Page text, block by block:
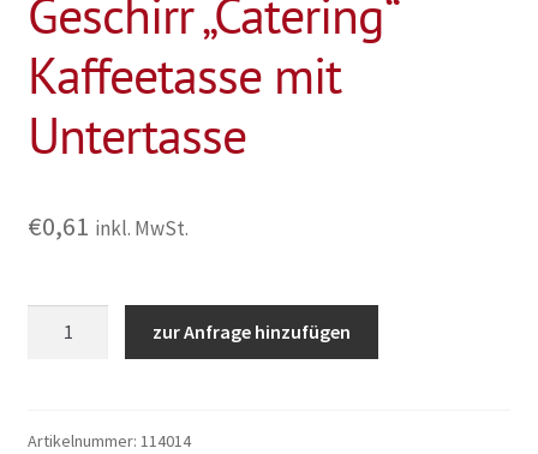
Geschirr „Catering“
Kaffeetasse mit
Untertasse
€0,61 inkl. MwSt.
Untertasse
zur Anfrage hinzufügen
Artikelnummer: 114014